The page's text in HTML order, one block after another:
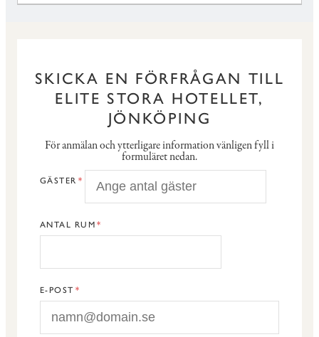
SKICKA EN FÖRFRÅGAN TILL
ELITE STORA HOTELLET,
JÖNKÖPING
För anmälan och ytterligare information vänligen fyll i
formuläret nedan.
GÄSTER
ANTAL RUM
E-POST